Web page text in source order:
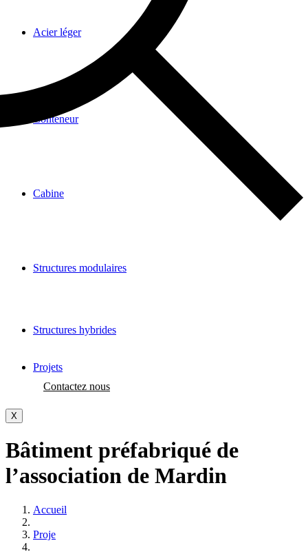
Acier léger
Conteneur
Cabine
Structures modulaires
Structures hybrides
Projets
Contactez nous
X
Bâtiment préfabriqué de
l’association de Mardin
Accueil
Proje